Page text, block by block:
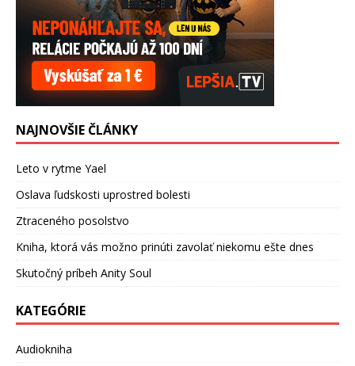
NAJNOVŠIE ČLÁNKY
Leto v rytme Yael
Oslava ľudskosti uprostred bolesti
Ztraceného posolstvo
Kniha, ktorá vás možno prinúti zavolať niekomu ešte dnes
Skutočný príbeh Anity Soul
KATEGÓRIE
Audiokniha